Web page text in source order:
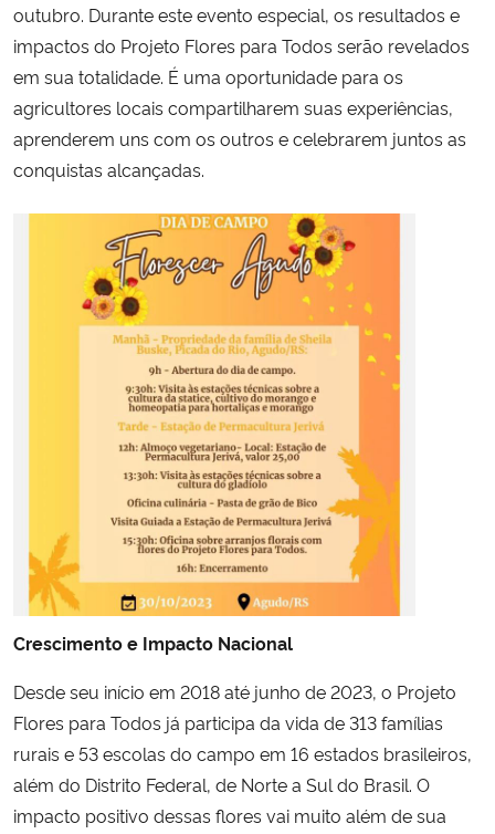
outubro. Durante este evento especial, os resultados e
impactos do Projeto Flores para Todos serão revelados
em sua totalidade. É uma oportunidade para os
agricultores locais compartilharem suas experiências,
aprenderem uns com os outros e celebrarem juntos as
conquistas alcançadas.
Crescimento e Impacto Nacional
Desde seu início em 2018 até junho de 2023, o Projeto
Flores para Todos já participa da vida de 313 famílias
rurais e 53 escolas do campo em 16 estados brasileiros,
além do Distrito Federal, de Norte a Sul do Brasil. O
impacto positivo dessas flores vai muito além de sua